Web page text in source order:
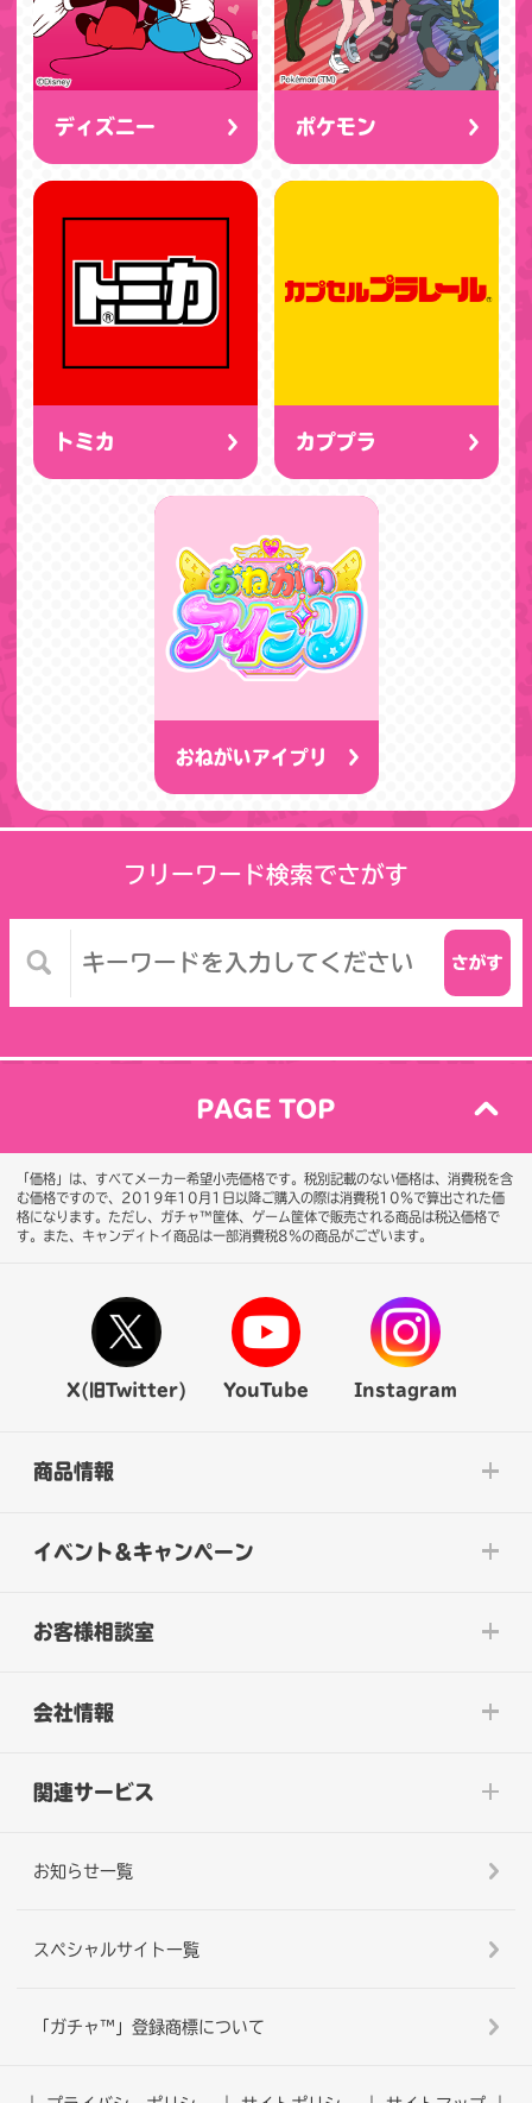
ディズニー ポケモン
トミカ カププラ
おねがいアイプリ
フリーワード検索でさがす
PAGE TOP
「価格」は、すべてメーカー希望小売価格です。税別記載のない価格は、消費税を含
む価格ですので、2019年10月1日以降ご購入の際は消費税10％で算出された価
格になります。 ただし、ガチャ™筐体、ゲーム筐体で販売される商品は税込価格で
す。また、キャンディトイ商品は一部消費税8％の商品がございます。
X(旧Twitter) YouTube Instagram
商品情報
イベント&キャンペーン
お客様相談室
会社情報
関連サービス
お知らせ一覧
スペシャルサイト一覧
「ガチャ™」登録商標について